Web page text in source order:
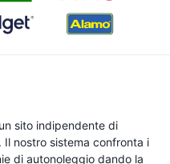
sito indipendente di
nostro sistema confronta i
di autonoleggio dando la